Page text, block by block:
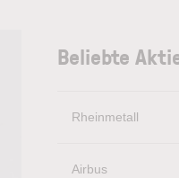
Beliebte
Rheinmetall
Airbus